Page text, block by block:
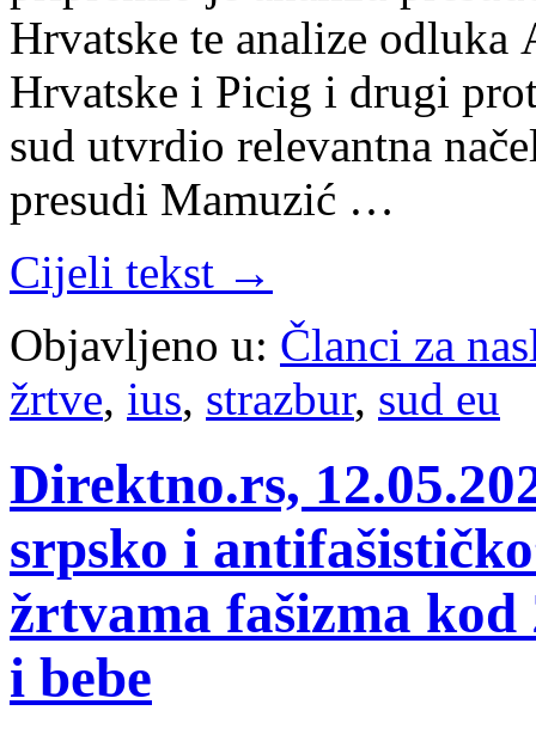
Hrvatske te analize
Hrvatske i Picig i drugi
sud utvrdio relevantna
presudi Mamuzić …
Cijeli tekst →
Objavljeno u: Članci za
žrtve, ius, strazbur, sud eu
Direktno.rs,
srpsko i
žrtvama fašizma
i bebe